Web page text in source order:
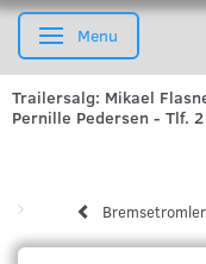
Skifte navigation
Menu
Trailersalg: Mikael
Pernille Pedersen - Tlf.